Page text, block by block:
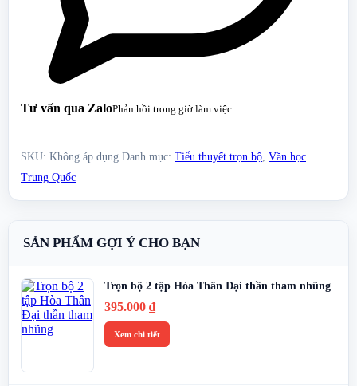
Tư vấn qua ZaloPhản hồi trong giờ làm việc
SKU: Không áp dụng Danh mục: Tiểu thuyết trọn bộ Văn học
Trung Quốc
SẢN PHẨM GỢI Ý CHO BẠN
Trọn bộ 2 tập Hòa Thân Đại thần tham nhũng
395.000 ₫
Xem chi tiết